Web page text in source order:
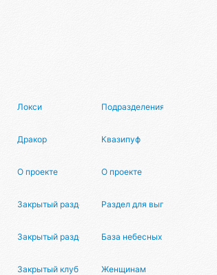
Локси Подразделения
Дракор Квазипуф
О проекте О проекте
Закрытый раздел Раздел для выпускников
Закрытый раздел База небесных тел
Закрытый клуб Женщинам